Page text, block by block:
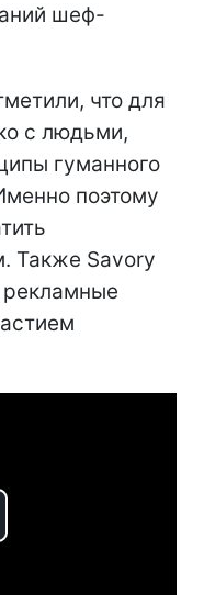
шеф-
что для
с людьми,
гуманного
поэтому
Также Savory
рекламные